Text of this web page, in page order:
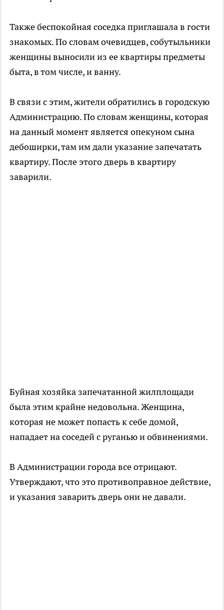
Также беспокойная соседка приглашала в гости
знакомых. По словам очевидцев, собутыльники
женщины выносили из ее квартиры предметы
быта, в том числе, и ванну.
В связи с этим, жители обратились в городскую
Администрацию. По словам женщины, которая
на данный момент является опекуном сына
дебоширки, там им дали указание запечатать
квартиру. После этого дверь в квартиру
заварили.
Буйная хозяйка запечатанной жилплощади
была этим крайне недовольна. Женщина,
которая не может попасть к себе домой,
нападает на соседей с руганью и обвинениями.
В Администрации города все отрицают.
Утверждают, что это противоправное действие,
и указания заварить дверь они не давали.